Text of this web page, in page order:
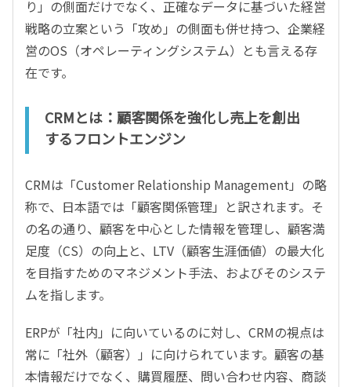
り」の側面だけでなく、正確なデータに基づいた経営
戦略の立案という「攻め」の側面も併せ持つ、企業経
営のOS（オペレーティングシステム）とも言える存
在です。
CRMとは：顧客関係を強化し売上を創出
するフロントエンジン
CRMは「Customer Relationship Management」の略
称で、日本語では「顧客関係管理」と訳されます。そ
の名の通り、顧客を中心とした情報を管理し、顧客満
足度（CS）の向上と、LTV（顧客生涯価値）の最大化
を目指すためのマネジメント手法、およびそのシステ
ムを指します。
ERPが「社内」に向いているのに対し、CRMの視点は
常に「社外（顧客）」に向けられています。顧客の基
本情報だけでなく、購買履歴、問い合わせ内容、商談